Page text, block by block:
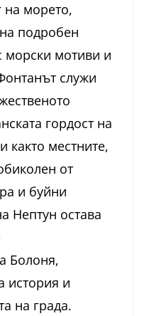
на морето,
подробен
морски мотиви и
служи
гордост на
както местните,
от
и буйни
Нептун остава
Болоня,
история и
на града.